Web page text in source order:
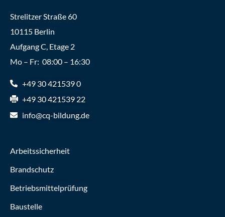
Strelitzer Straße 60
10115 Berlin
Aufgang C, Etage 2
Mo – Fr: 08:00 – 16:30
+49 30 421539 0
+49 30 421539 22
info@cq-bildung.de
Arbeitssicherheit
Brandschutz
Betriebsmittelprüfung
Baustelle